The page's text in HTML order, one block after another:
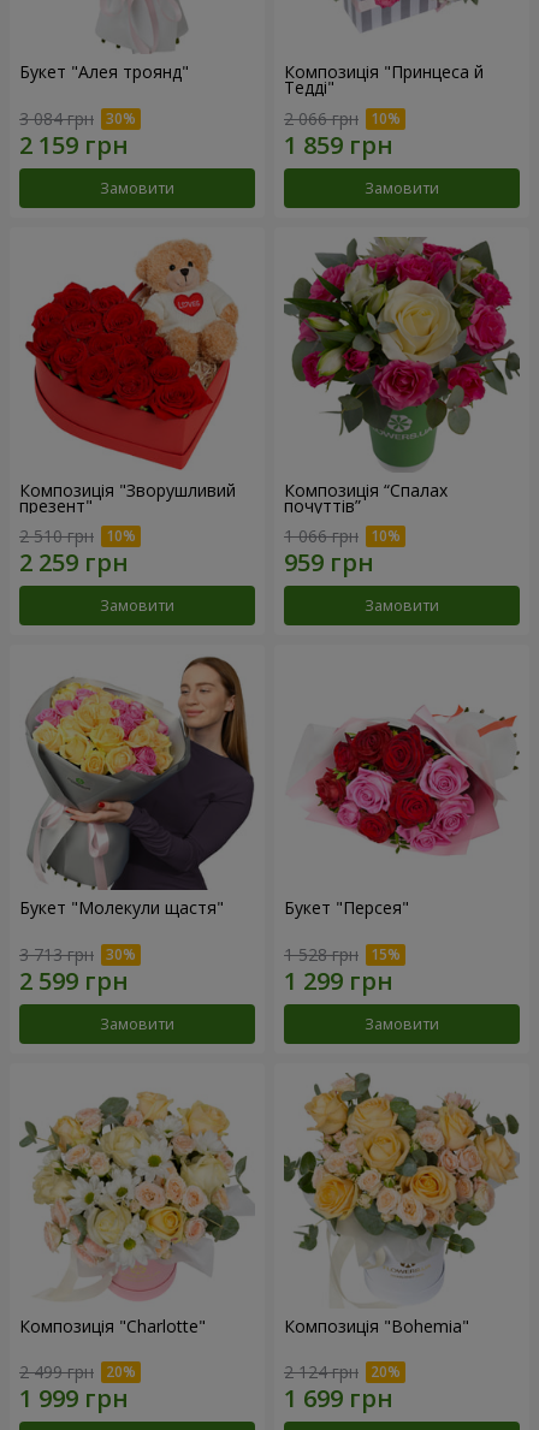
Букет "Алея троянд"
3 084 грн
Замовити
Композиція "Принцеса й
Тедді"
2 066 грн
Замовити
Композиція "Зворушливий
презент"
2 510 грн
Замовити
Композиція “Спалах
почуттів”
1 066 грн
Замовити
Букет "Молекули щастя"
3 713 грн
Замовити
Букет "Персея"
1 528 грн
Замовити
Композиція "Charlotte"
2 499 грн
Композиція "Bohemia"
2 124 грн